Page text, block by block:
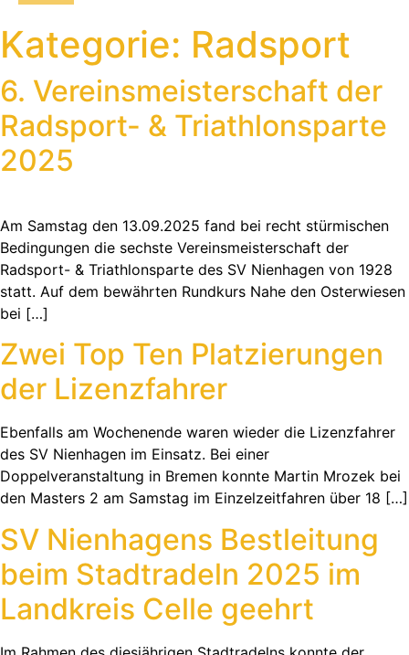
Kategorie: Radsport
6. Vereinsmeisterschaft der
Radsport- & Triathlonsparte
2025
Am Samstag den 13.09.2025 fand bei recht stürmischen
Bedingungen die sechste Vereinsmeisterschaft der
Radsport- & Triathlonsparte des SV Nienhagen von 1928
statt. Auf dem bewährten Rundkurs Nahe den Osterwiesen
bei […]
Zwei Top Ten Platzierungen
der Lizenzfahrer
Ebenfalls am Wochenende waren wieder die Lizenzfahrer
des SV Nienhagen im Einsatz. Bei einer
Doppelveranstaltung in Bremen konnte Martin Mrozek bei
den Masters 2 am Samstag im Einzelzeitfahren über 18 […]
SV Nienhagens Bestleitung
beim Stadtradeln 2025 im
Landkreis Celle geehrt